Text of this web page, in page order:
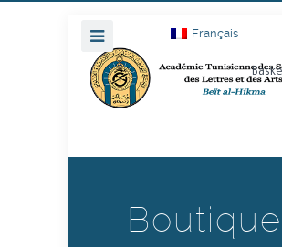
Français
Boutique